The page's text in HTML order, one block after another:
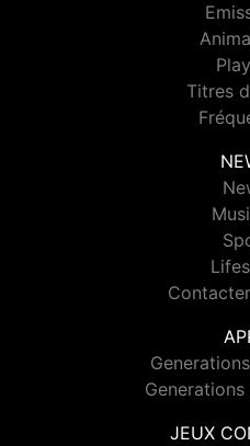
Titres
JEUX